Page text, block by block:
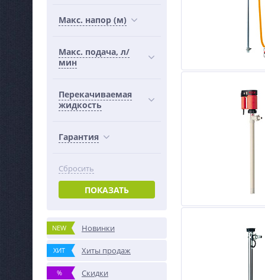
Макс. напор (м)
Макс. подача, л/
мин
Перекачиваемая
жидкость
Гарантия
Сбросить
ПОКАЗАТЬ
NEW Новинки
ХИТ Хиты продаж
% Скидки